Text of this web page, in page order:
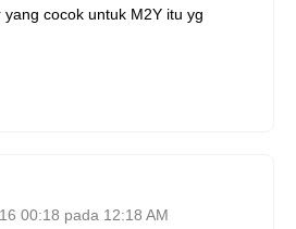
cocok untuk M2Y itu yg
00:18 pada 12:18 AM